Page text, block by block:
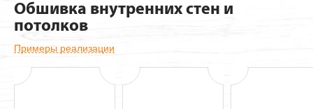
Обшивка внутренних стен и
потолков
Примеры реализации